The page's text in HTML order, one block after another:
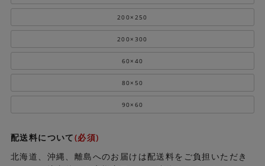
200×250
200×300
60×40
80×50
90×60
配送料について(必須)
北海道、沖縄、離島へのお届けは配送料をご負担いただき